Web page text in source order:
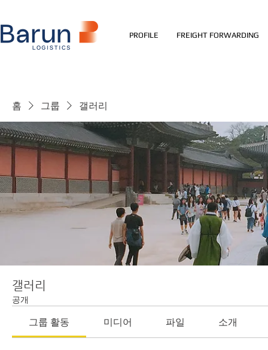
PROFILE FREIGHT FORWARDING
홈 그룹 갤러리
갤러리
공개
그룹 활동 미디어 파일 소개